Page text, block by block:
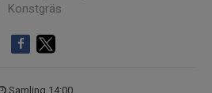
Konstgräs
Samling 14:00